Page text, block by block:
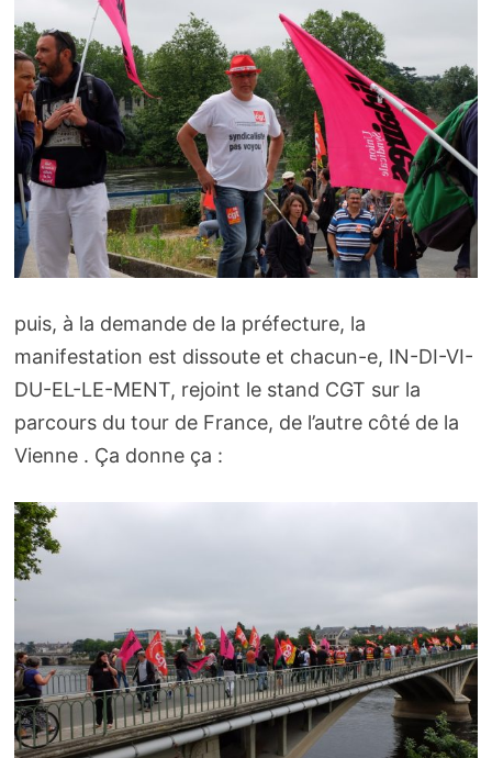
puis, à la demande de la préfecture, la
manifestation est dissoute et chacun-e, IN-DI-VI-
DU-EL-LE-MENT, rejoint le stand CGT sur la
parcours du tour de France, de l’autre côté de la
Vienne . Ça donne ça :